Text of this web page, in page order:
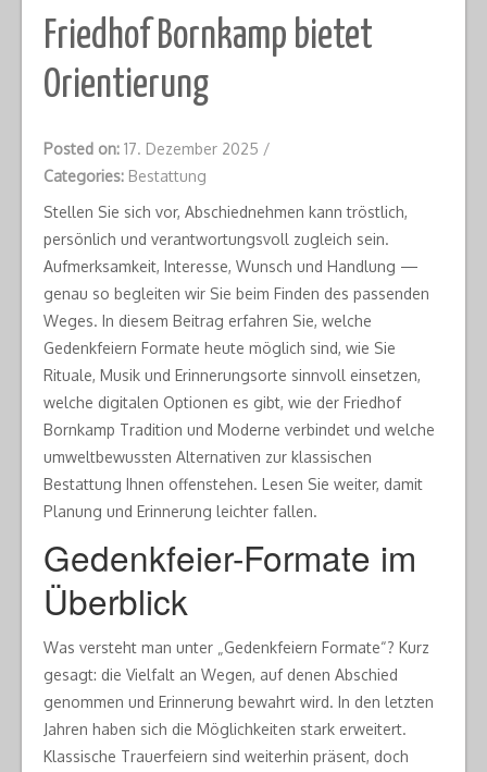
Friedhof Bornkamp bietet
Orientierung
Posted on: 17. Dezember 2025 /
Categories: Bestattung
Stellen Sie sich vor, Abschiednehmen kann tröstlich,
persönlich und verantwortungsvoll zugleich sein.
Aufmerksamkeit, Interesse, Wunsch und Handlung —
genau so begleiten wir Sie beim Finden des passenden
Weges. In diesem Beitrag erfahren Sie, welche
Gedenkfeiern Formate heute möglich sind, wie Sie
Rituale, Musik und Erinnerungsorte sinnvoll einsetzen,
welche digitalen Optionen es gibt, wie der Friedhof
Bornkamp Tradition und Moderne verbindet und welche
umweltbewussten Alternativen zur klassischen
Bestattung Ihnen offenstehen. Lesen Sie weiter, damit
Planung und Erinnerung leichter fallen.
Gedenkfeier-Formate im
Überblick
Was versteht man unter „Gedenkfeiern Formate“? Kurz
gesagt: die Vielfalt an Wegen, auf denen Abschied
genommen und Erinnerung bewahrt wird. In den letzten
Jahren haben sich die Möglichkeiten stark erweitert.
Klassische Trauerfeiern sind weiterhin präsent, doch